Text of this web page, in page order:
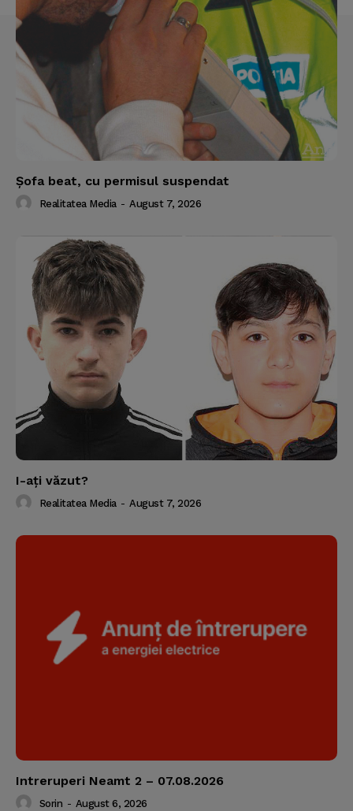
Şofa beat, cu permisul suspendat
Realitatea Media - August 7, 2026
I-aţi văzut?
Realitatea Media - August 7, 2026
Intreruperi Neamt 2 – 07.08.2026
Sorin - August 6, 2026